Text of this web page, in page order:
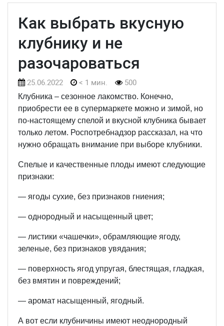
Как выбрать вкусную
клубнику и не
разочароваться
25.06.2022 < 1 мин. 500
Клубника – сезонное лакомство. Конечно,
приобрести ее в супермаркете можно и зимой, но
по-настоящему спелой и вкусной клубника бывает
только летом. Роспотребнадзор рассказал, на что
нужно обращать внимание при выборе клубники.
Спелые и качественные плоды имеют следующие
признаки:
— ягоды сухие, без признаков гниения;
— однородный и насыщенный цвет;
— листики «чашечки», обрамляющие ягоду,
зеленые, без признаков увядания;
— поверхность ягод упругая, блестящая, гладкая,
без вмятин и повреждений;
— аромат насыщенный, ягодный.
А вот если клубничины имеют неоднородный